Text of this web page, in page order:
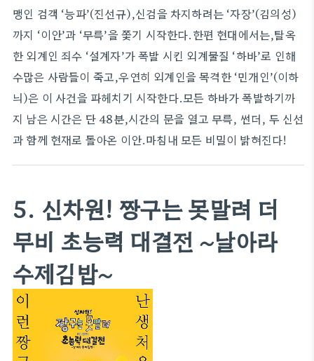
맹인 검객 ‘능파’(진선규),신검을 차지하려는 ‘자장’(김의성)
까지 ‘이안’과 ‘무륵’을 쫓기 시작한다.한편 현대에서는,탈옥
한 외계인 죄수 ‘설계자’가 폭발 시킨 외계물질 ‘하바’로 인해
수많은 사람들이 죽고,우연히 외계인을 목격한 ‘민개인’(이하
늬)은 이 사건을 파헤치기 시작한다.모든 하바가 폭발하기까
지 남은 시간은 단 48분,시간의 문을 열고 무륵, 썬더, 두 신선
과 함께 현재로 돌아온 이안.마침내 모든 비밀이 밝혀진다!
5. 신차원! 짱구는 못말려 더
무비 초능력 대결전 ~날아라
수제김밥~